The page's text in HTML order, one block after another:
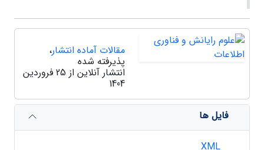
مقالات آماده انتشار،
پذیرفته شده
انتشار آنلاین از 25 فروردین
1404
فایل ها